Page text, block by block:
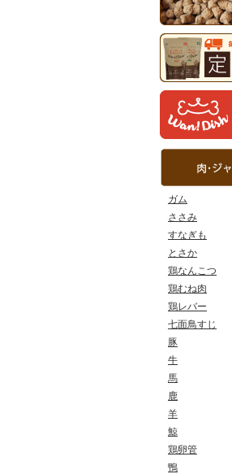
ガム
ささみ
すなぎも
とさか
鶏なんこつ
鶏むね肉
鶏レバー
七面鳥すじ
豚
牛
馬
鹿
羊
鯨
鶏卵管
鴨